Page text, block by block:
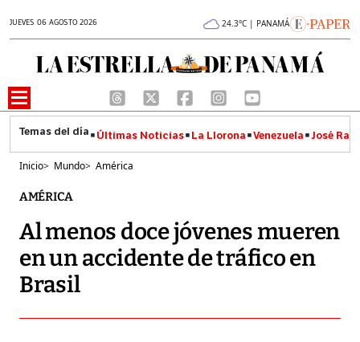
JUEVES 06 AGOSTO 2026 24.3°C | PANAMÁ
Últimas Noticias La Llorona Venezuela José
Inicio> Mundo> América
AMÉRICA
Al menos doce jóvenes mueren
en un accidente de tráfico en
Brasil